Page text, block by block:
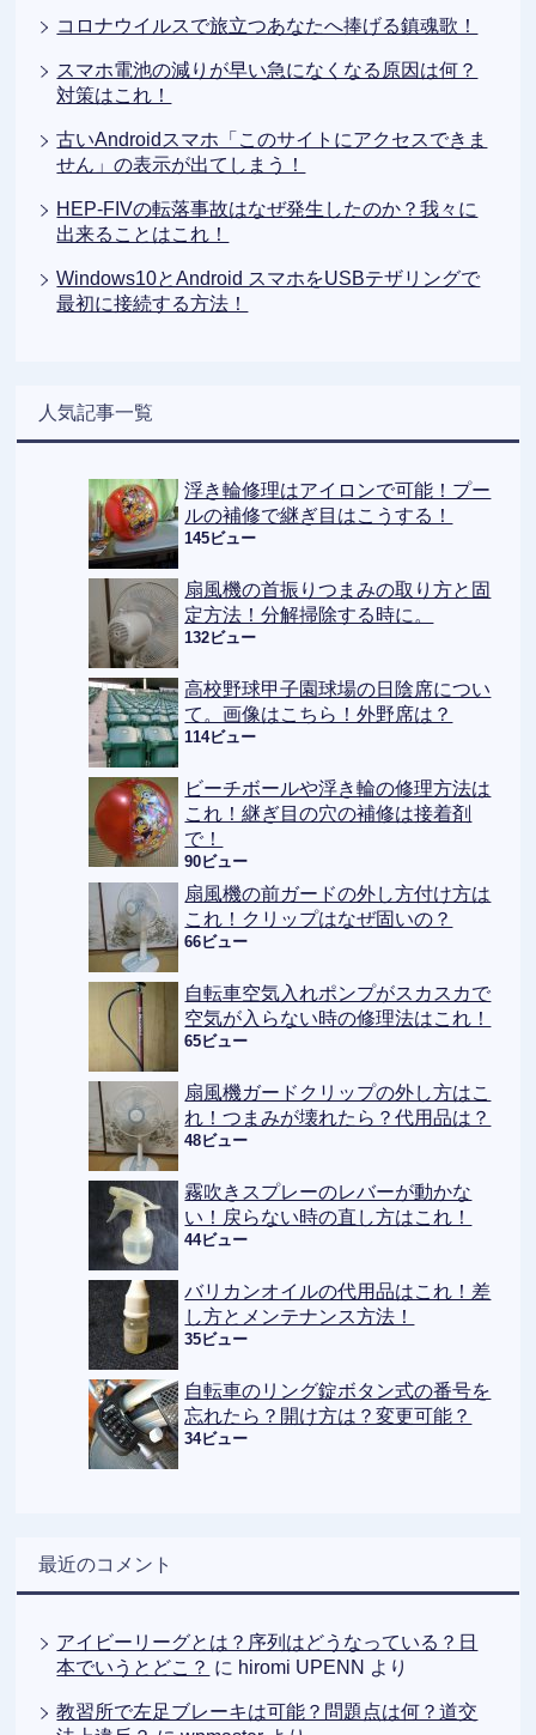
コロナウイルスで旅立つあなたへ捧げる鎮魂歌！
スマホ電池の減りが早い急になくなる原因は何？
対策はこれ！
古いAndroidスマホ「このサイトにアクセスできま
せん」の表示が出てしまう！
HEP-FIVの転落事故はなぜ発生したのか？我々に
出来ることはこれ！
Windows10とAndroid スマホをUSBテザリングで
最初に接続する方法！
人気記事一覧
浮き輪修理はアイロンで可能！プー
ルの補修で継ぎ目はこうする！
145ビュー
扇風機の首振りつまみの取り方と固
定方法！分解掃除する時に。
132ビュー
高校野球甲子園球場の日陰席につい
て。画像はこちら！外野席は？
114ビュー
ビーチボールや浮き輪の修理方法は
これ！継ぎ目の穴の補修は接着剤
で！
90ビュー
扇風機の前ガードの外し方付け方は
これ！クリップはなぜ固いの？
66ビュー
自転車空気入れポンプがスカスカで
空気が入らない時の修理法はこれ！
65ビュー
扇風機ガードクリップの外し方はこ
れ！つまみが壊れたら？代用品は？
48ビュー
霧吹きスプレーのレバーが動かな
い！戻らない時の直し方はこれ！
44ビュー
バリカンオイルの代用品はこれ！差
し方とメンテナンス方法！
35ビュー
自転車のリング錠ボタン式の番号を
忘れたら？開け方は？変更可能？
34ビュー
最近のコメント
アイビーリーグとは？序列はどうなっている？日
本でいうとどこ？ に hiromi UPENN より
教習所で左足ブレーキは可能？問題点は何？道交